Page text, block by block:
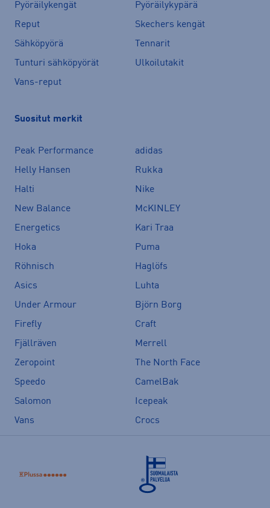
Pyöräilykengät
Pyöräilykypärä
Reput
Skechers kengät
Sähköpyörä
Tennarit
Tunturi sähköpyörät
Ulkoilutakit
Vans-reput
Suositut merkit
Peak Performance
adidas
Helly Hansen
Rukka
Halti
Nike
New Balance
McKINLEY
Energetics
Kari Traa
Hoka
Puma
Röhnisch
Haglöfs
Asics
Luhta
Under Armour
Björn Borg
Firefly
Craft
Fjällräven
Merrell
Zeropoint
The North Face
Speedo
CamelBak
Salomon
Icepeak
Vans
Crocs